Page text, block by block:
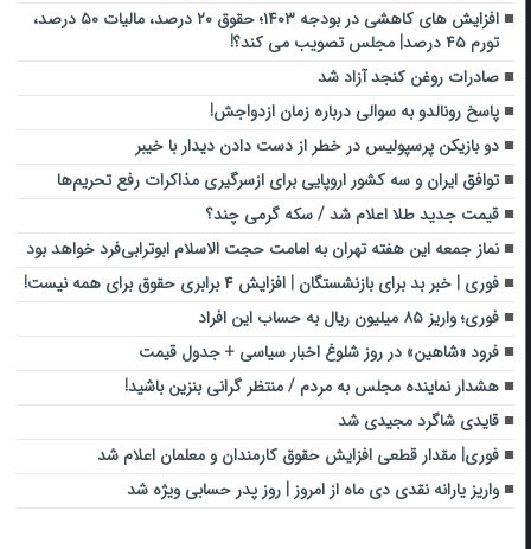
افزایش های کاهشی در بودجه ۱۴۰۳؛ حقوق ۲۰ درصد، مالیات ۵۰ درصد،
تورم ۴۵ درصد| مجلس تصویب می کند؟!
صادرات روغن کنجد آزاد شد
پاسخ رونالدو به سوالی درباره زمان ازدواجش!
دو بازیکن پرسپولیس در خطر از دست دادن دیدار با خیبر
توافق ایران و سه کشور اروپایی برای ازسرگیری مذاکرات رفع تحریم‌ها
قیمت جدید طلا اعلام شد / سکه گرمی چند؟
نماز جمعه این هفته تهران به امامت حجت الاسلام ابوترابی‌فرد خواهد بود
فوری | خبر بد برای بازنشستگان | افزایش ۴ برابری حقوق برای همه نیست!
فوری؛ واریز ۸۵ میلیون ریال به حساب این افراد
فرود «شاهین» در روز شلوغ اخبار سیاسی + جدول قیمت
هشدار نماینده مجلس به مردم / منتظر گرانی بنزین باشید!
قایدی شاگرد مجیدی شد
فوری| مقدار قطعی افزایش حقوق کارمندان و معلمان اعلام شد
واریز یارانه نقدی دی‌ ماه از امروز | روز پدر حسابی ویژه شد